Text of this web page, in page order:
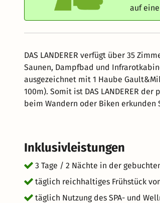
auf
DAS LANDERER verfügt über 35
Saunen, Dampfbad und
ausgezeichnet mit 1 Haube
100m). Somit ist DAS LANDERER
beim Wandern oder Biken erkunden
Inklusivleistungen
3 Tage / 2 Nächte in der
täglich reichhaltiges Frühstück
täglich Nutzung des SPA- und